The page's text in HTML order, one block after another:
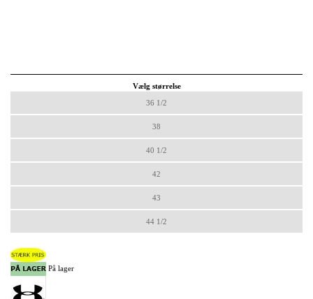
Vælg størrelse
36 1/2
38
40 1/2
42
43
44 1/2
På lager